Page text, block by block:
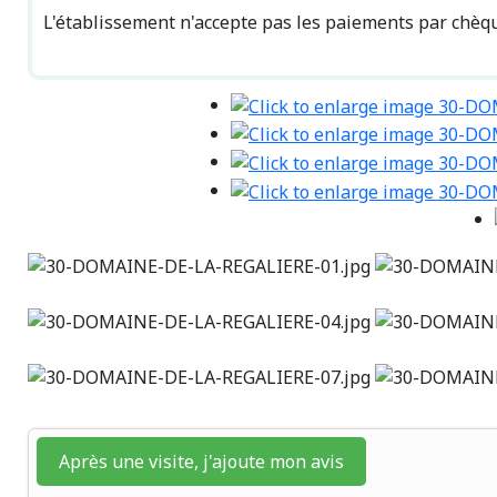
L'établissement n'accepte pas les paiements par
Après une visite, j'ajoute mon avis